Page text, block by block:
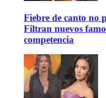
Fiebre de canto no
Filtran nuevos
competencia